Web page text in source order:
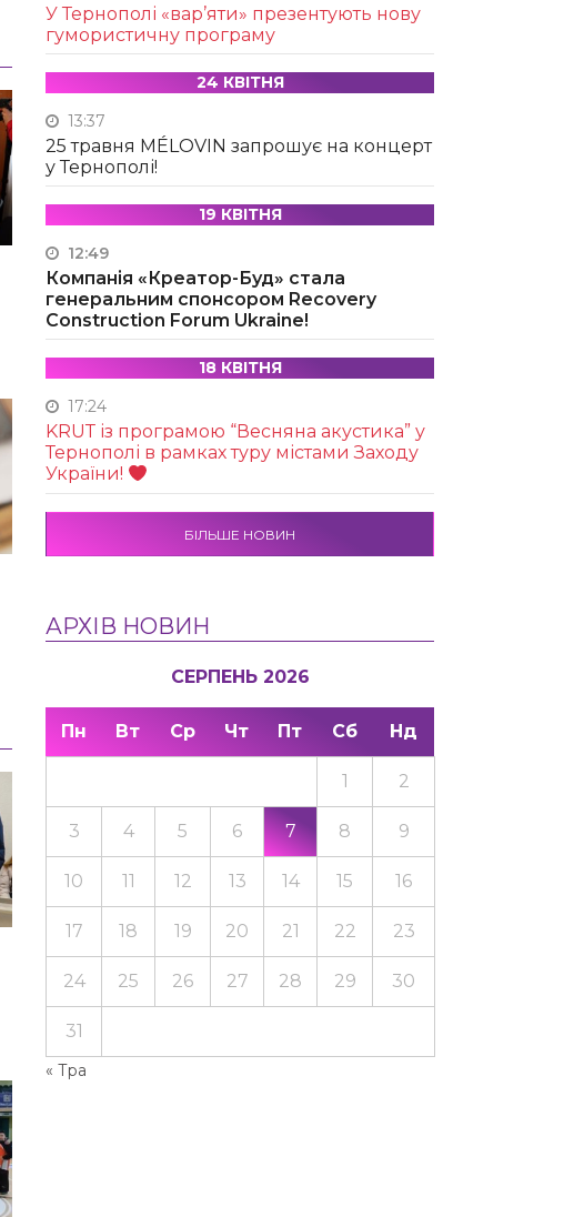
У Тернополі «вар’яти» презентують нову
гумористичну програму
24 КВІТНЯ
13:37
25 травня MÉLOVIN запрошує на концерт
у Тернополі!
19 КВІТНЯ
12:49
Компанія «Креатор-Буд» стала
генеральним спонсором Recovery
Construction Forum Ukraine!
18 КВІТНЯ
17:24
KRUТ із програмою “Весняна акустика” у
Тернополі в рамках туру містами Заходу
України!
БІЛЬШЕ НОВИН
АРХІВ НОВИН
СЕРПЕНЬ 2026
Пн Вт Ср Чт Пт Сб Нд
« Тра
1 2
3 4 5 6 7 8 9
10 11 12 13 14 15 16
17 18 19 20 21 22 23
24 25 26 27 28 29 30
31